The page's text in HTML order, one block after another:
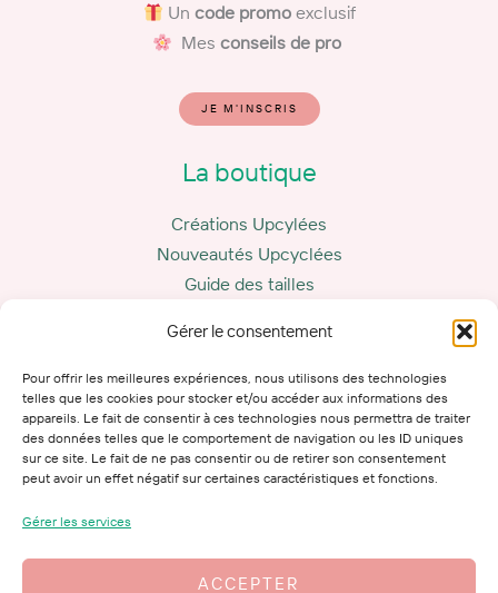
Gérer le consentement
Pour offrir les meilleures expériences, nous utilisons des technologies
telles que les cookies pour stocker et/ou accéder aux informations des
appareils. Le fait de consentir à ces technologies nous permettra de traiter
des données telles que le comportement de navigation ou les ID uniques
sur ce site. Le fait de ne pas consentir ou de retirer son consentement
peut avoir un effet négatif sur certaines caractéristiques et fonctions.
Gérer les services
ACCEPTER
Un code promoexclusif
Mesconseils de pro
JE M'INSCRIS
La boutique
Créations Upcylées
Nouveautés Upcyclées
Guide des tailles
La marque
Le Marcotte Club
Mes conseils
Mon histoire